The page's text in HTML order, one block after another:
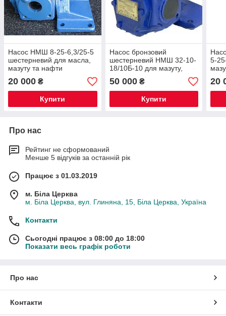
Насос НМШ 8-25-6,3/25-5
шестерневий для масла,
мазуту та нафти
20 000 ₴
Купити
Насос бронзовий
шестерневий НМШ 32-10-
18/10Б-10 для мазуту,
масла і нафти
50 000₴
Купити
5-
20
Про нас
Рейтинг не сформований
Менше 5 відгуків за останній рік
Працює з 01.03.2019
м. Біла Церква
м. Біла Церква, вул. Глиняна, 15, Біла Церква, Україна
Контакти
Сьогодні працює з 08:00 до 18:00
Показати весь графік роботи
Про нас
Контакти